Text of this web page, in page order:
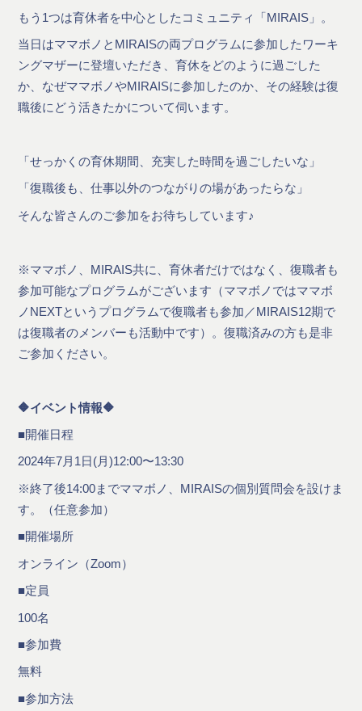
もう1つは育休者を中心としたコミュニティ「MIRAIS」。
当日はママボノとMIRAISの両プログラムに参加したワーキ
ングマザーに登壇いただき、育休をどのように過ごした
か、なぜママボノやMIRAISに参加したのか、その経験は復
職後にどう活きたかについて伺います。
「せっかくの育休期間、充実した時間を過ごしたいな」
「復職後も、仕事以外のつながりの場があったらな」
そんな皆さんのご参加をお待ちしています♪
※ママボノ、MIRAIS共に、育休者だけではなく、復職者も
参加可能なプログラムがございます（ママボノではママボ
ノNEXTというプログラムで復職者も参加／MIRAIS12期で
は復職者のメンバーも活動中です）。復職済みの方も是非
ご参加ください。
🔶イベント情報🔶
■開催日程
2024年7月1日(月)12:00〜13:30
※終了後14:00までママボノ、MIRAISの個別質問会を設けま
す。（任意参加）
■開催場所
オンライン（Zoom）
■定員
100名
■参加費
無料
■参加方法